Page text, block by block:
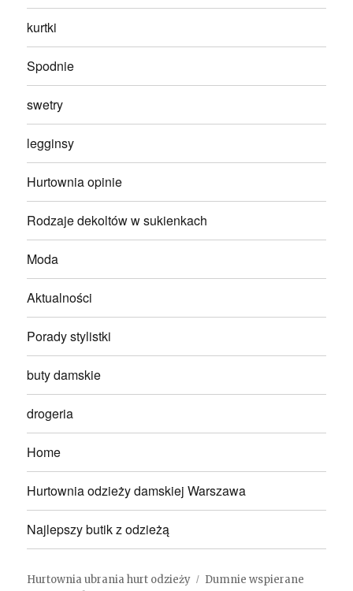
kurtki
Spodnie
swetry
legginsy
Hurtownia opinie
Rodzaje dekoltów w sukienkach
Moda
Aktualności
Porady stylistki
buty damskie
drogeria
Home
Hurtownia odzieży damskiej Warszawa
Najlepszy butik z odzieżą
Hurtownia ubrania hurt odzieży
Dumnie wspierane